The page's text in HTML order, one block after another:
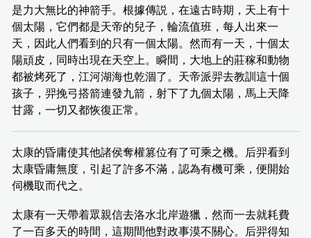
是力大無比的神箭手。根據傳説，在遠古時期，天上有十
個太陽，它們都是天帝的兒子，輪流值班，每人出來一
天，因此人們看到的只有一個太陽。然而有一天，十個太
陽頑皮，同時出現在天空上。瞬間，大地上的莊稼和動物
都被烤死了，江河湖海也乾涸了。天帝派羿去教訓這十個
孩子，羿挽弓搭箭連發九箭，射下了九個太陽，馬上天降
甘露，一切又都恢復正常。
太康的昏庸使其他諸侯奪權篡位有了可乘之機。后羿看到
太康昏庸無度，引起了許多不滿，認為有機可乘，便開始
伺機取而代之。
太康有一天帶着眾親信去洛水北岸遊獵，然而一去就耗費
了一百多天的時間，這期間他對政事漠不關心。后羿得知